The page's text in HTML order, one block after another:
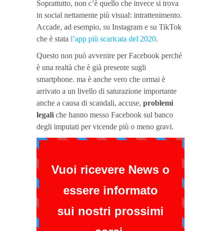
Soprattutto, non c’è quello che invece si trova
in social nettamente più visual: intrattenimento.
Accade, ad esempio, su Instagram e su TikTok
che è stata l’app più scaricata del 2020.
Questo non può avvenire per Facebook perché
è una realtà che è già presente sugli
smartphone. ma è anche vero che ormai è
arrivato a un livello di saturazione importante
anche a causa di scandali, accuse, problemi
legali che hanno messo Facebook sul banco
degli imputati per vicende più o meno gravi.